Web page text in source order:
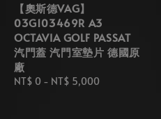
【奧斯德VAG】
03G103469R A3
OCTAVIA GOLF PASSAT
汽門蓋 汽門室墊片 德國原
廠
Regular
NT$ 0 - NT$ 5,000